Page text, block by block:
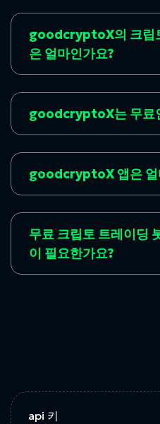
goodcryptoX의 크립
은 얼마인가요?
goodcryptoX는 무료
goodcryptoX 앱은 얼
무료 크립토 트레이딩
이 필요한가요?
api 키